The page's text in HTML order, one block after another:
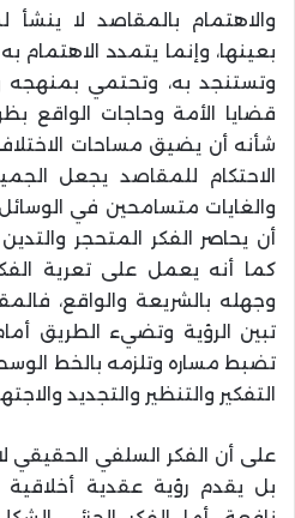
والاهتمام بالمقاصد لا ينشأ
بعينها، وإنما يتمدد الاهتمام
وتستنجد به، وتحتمي
قضايا الأمة وحاجات الواقع
شأنه أن يضيق مساحات الاختلاف،
الاحتكام للمقاصد يجعل
والغايات متسامحين في
أن يحاصر الفكر المتحجر
كما أنه يعمل على تعرية
وجهله بالشريعة والواقع،
تبين الرؤية وتضيء الطريق
تضبط مساره وتلزمه بالخط
التفكير والتنظير والتجديد
على أن الفكر السلفي الحقيقي
بل يقدم رؤية عقدية